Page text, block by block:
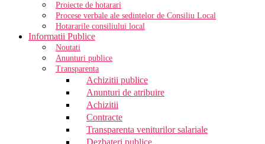
Proiecte de hotarari
Procese verbale ale sedintelor de Consiliu Local
Hotararile consiliului local
Informatii Publice
Noutati
Anunturi publice
Transparenta
Achizitii publice
Anunturi de atribuire
Achizitii
Contracte
Transparenta veniturilor salariale
Dezbateri publice